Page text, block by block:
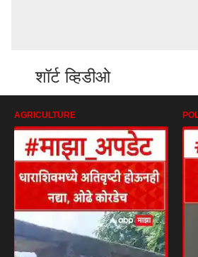
शॉर्ट व्हिडीओ
AGRICULTURE